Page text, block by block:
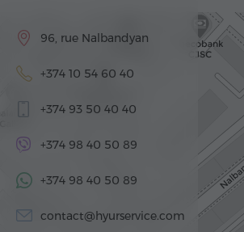
96, rue Nalbandyan
+374 10 54 60 40
+374 93 50 40 40
+374 98 40 50 89
+374 98 40 50 89
contact@hyurservice.com